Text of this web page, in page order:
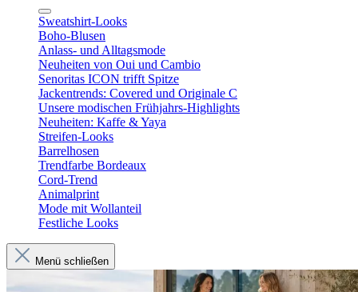
Sweatshirt-Looks
Boho-Blusen
Anlass- und Alltagsmode
Neuheiten von Oui und Cambio
Senoritas ICON trifft Spitze
Jackentrends: Covered und Originale C
Unsere modischen Frühjahrs-Highlights
Neuheiten: Kaffe & Yaya
Streifen-Looks
Barrelhosen
Trendfarbe Bordeaux
Cord-Trend
Animalprint
Mode mit Wollanteil
Festliche Looks
Menü schließen